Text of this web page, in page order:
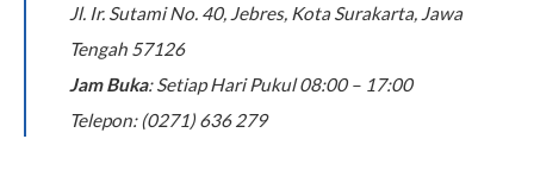
Jl. Ir. Sutami No. 40, Jebres, Kota Surakarta, Jawa
Tengah 57126
Jam Buka: Setiap Hari Pukul 08:00 – 17:00
Telepon: (0271) 636 279